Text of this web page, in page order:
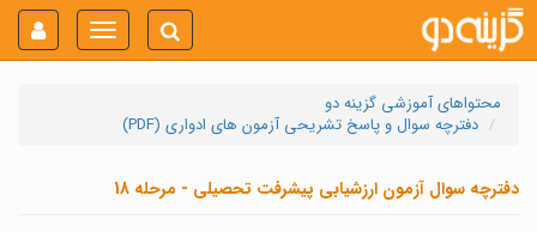
Toggle
navigation
محتواهای آموزشی گزینه دو
دفترچه سوال و پاسخ تشریحی آزمون های ادواری (PDF)
دفترچه سوال آزمون ارزشیابی پیشرفت تحصیلی - مرحله 18